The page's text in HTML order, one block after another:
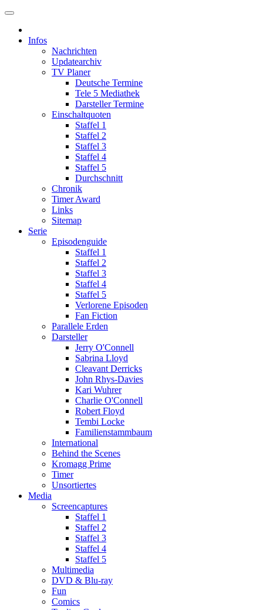
Infos
Nachrichten
Updatearchiv
TV Planer
Deutsche Termine
Tele 5 Mediathek
Darsteller Termine
Einschaltquoten
Staffel 1
Staffel 2
Staffel 3
Staffel 4
Staffel 5
Durchschnitt
Chronik
Timer Award
Links
Sitemap
Serie
Episodenguide
Staffel 1
Staffel 2
Staffel 3
Staffel 4
Staffel 5
Verlorene Episoden
Fan Fiction
Parallele Erden
Darsteller
Jerry O'Connell
Sabrina Lloyd
Cleavant Derricks
John Rhys-Davies
Kari Wuhrer
Charlie O'Connell
Robert Floyd
Tembi Locke
Familienstammbaum
International
Behind the Scenes
Kromagg Prime
Timer
Unsortiertes
Media
Screencaptures
Staffel 1
Staffel 2
Staffel 3
Staffel 4
Staffel 5
Multimedia
DVD & Blu-ray
Fun
Comics